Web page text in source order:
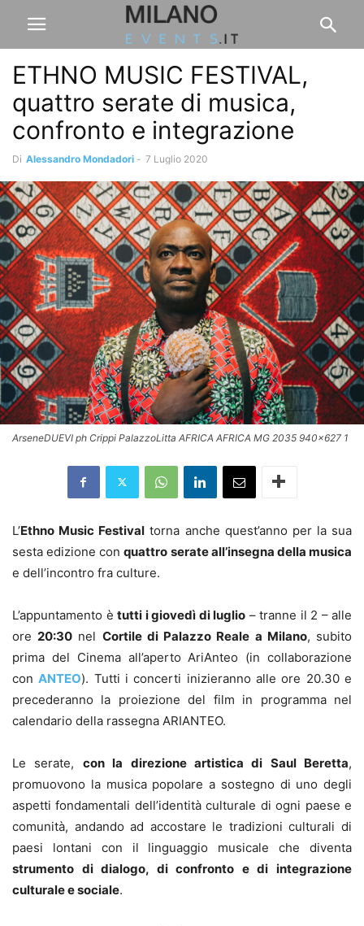
ETHNO MUSIC FESTIVAL,
quattro serate di musica,
confronto e integrazione
Di Alessandro Mondadori - 7 Luglio 2020
ArseneDUEVI ph Crippi PalazzoLitta AFRICA AFRICA MG 2035 940x627 1
L’Ethno Music Festival torna anche quest’anno per la sua
sesta edizione conquattro serate all’insegna della musica
e dell’incontro fra culture.
L’appuntamento è tutti i giovedì di luglio – tranne il 2 – alle
ore 20:30 nel Cortile di Palazzo Reale a Milano, subito
prima del Cinema all’aperto AriAnteo (in collaborazione
conANTEO). Tutti i concerti inizieranno alle ore 20.30 e
precederanno la proiezione del film in programma nel
calendario della rassegna ARIANTEO.
Le serate, con la direzione artistica di Saul Beretta,
promuovono la musica popolare a sostegno di uno degli
aspetti fondamentali dell’identità culturale di ogni paese e
comunità, andando ad accostare le tradizioni culturali di
paesi lontani con il linguaggio musicale che diventa
strumento di dialogo, di confronto e di integrazione
culturale e sociale.